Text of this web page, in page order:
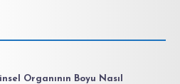
Organının Boyu Nasıl